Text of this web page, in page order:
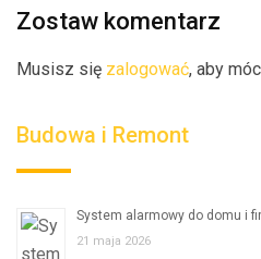
Zostaw komentarz
Musisz się zalogować, aby
Budowa i Remont
System alarmowy do domu i
21 maja 2026